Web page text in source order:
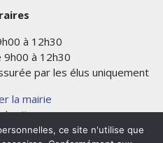
à 12h30
9h00 à 12h30
par les élus uniquement
la mairie
du site
légales
ce site n'utilise que